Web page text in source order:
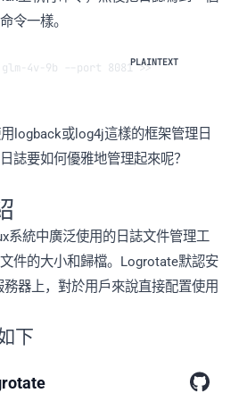
令一樣。
4v-9b --port 8081 >>
logback或log4j這樣的框架管理日
誌要如何優雅地管理起來呢？
系統中廣泛使用的日誌文件管理工
件的大小和歸檔。Logrotate默認安
器上，對於用戶來說直接配置使用
下